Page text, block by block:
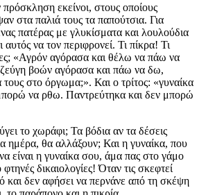
εκείνοι, στους οποίους
στα παλιά τους τα παπούτσια. Για
πατέρας με γλυκίσματα και λουλούδια
αυτός να τον περιφρονεί. Τι πίκρα! Τι
«Αγρόν αγόρασα και θέλω να πάω να
βοών αγόρασα και πάω να δω,
στο όργωμα;». Και ο τρίτος: «γυναίκα
να ρθω. Παντρεύτηκα και δεν μπορώ
το χωράφι; Τα βόδια αν τα δέσεις
ημέρα, θα αλλάξουν; Και η γυναίκα, που
είναι η γυναίκα σου, άμα πας στο γάμο
δικαιολογίες! Όταν τις σκεφτεί
και δεν αφήσει να περνάνε από τη σκέψη